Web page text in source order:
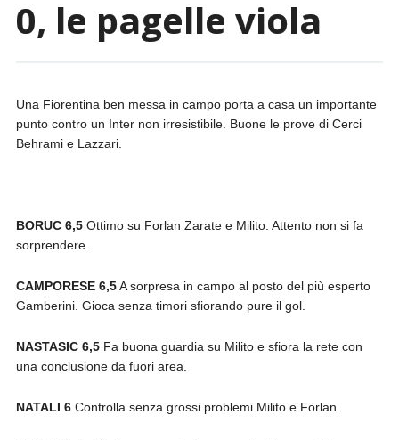
0, le pagelle viola
Una Fiorentina ben messa in campo porta a casa un importante
punto contro un Inter non irresistibile. Buone le prove di Cerci
Behrami e Lazzari.
BORUC 6,5Ottimo su Forlan Zarate e Milito. Attento non si fa
sorprendere.
CAMPORESE 6,5A sorpresa in campo al posto del più esperto
Gamberini. Gioca senza timori sfiorando pure il gol.
NASTASIC 6,5Fa buona guardia su Milito e sfiora la rete con
una conclusione da fuori area.
NATALI 6Controlla senza grossi problemi Milito e Forlan.